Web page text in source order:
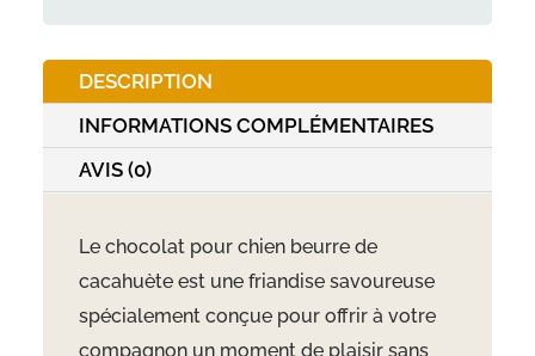
DESCRIPTION
INFORMATIONS COMPLÉMENTAIRES
AVIS (0)
Le chocolat pour chien beurre de
cacahuète est une friandise savoureuse
spécialement conçue pour offrir à votre
compagnon un moment de plaisir sans